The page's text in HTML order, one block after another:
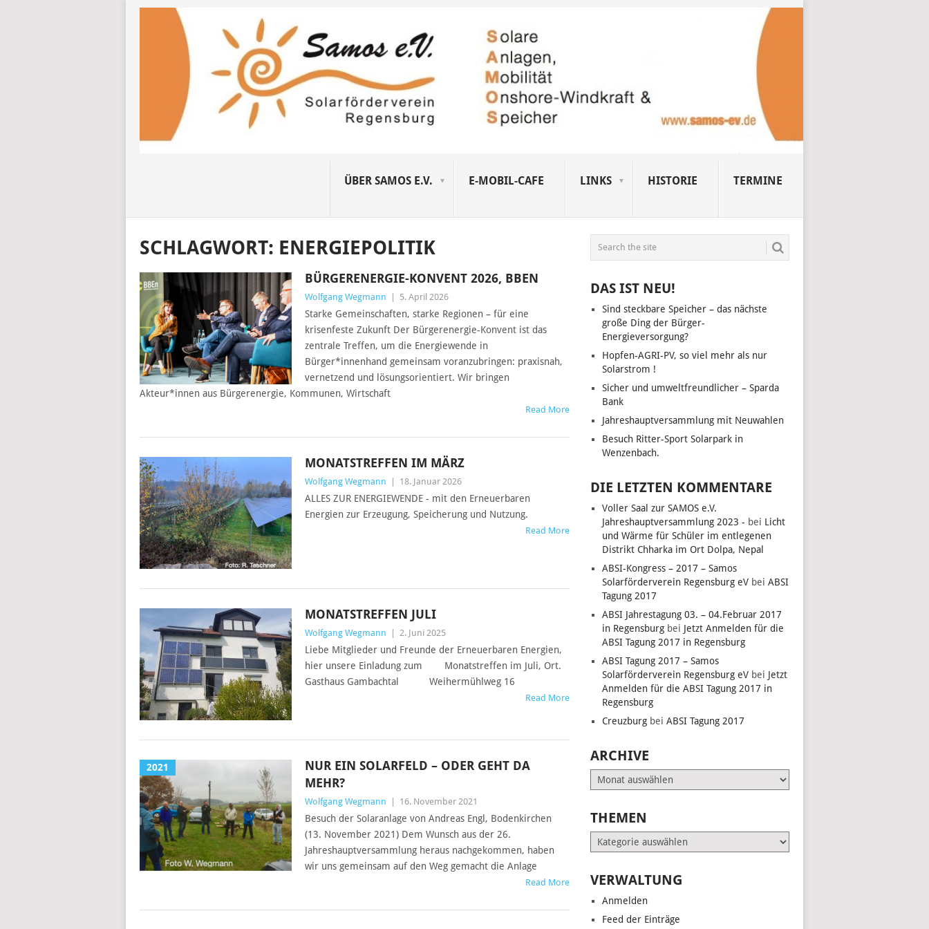
ÜBER SAMOS E.V. E-MOBIL-CAFE LINKS HISTORIE TERMINE
SCHLAGWORT: ENERGIEPOLITIK
BÜRGERENERGIE-KONVENT 2026, BBEN
Wolfgang Wegmann | 5. April 2026
Starke Gemeinschaften, starke Regionen – für eine
krisenfeste Zukunft Der Bürgerenergie-Konvent ist das
zentrale Treffen, um die Energiewende in
Bürger*innenhand gemeinsam voranzubringen: praxisnah,
vernetzend und lösungsorientiert. Wir bringen
Akteur*innen aus Bürgerenergie, Kommunen, Wirtschaft
Read More
MONATSTREFFEN IM MÄRZ
Wolfgang Wegmann | 18. Januar 2026
ALLES ZUR ENERGIEWENDE - mit den Erneuerbaren
Energien zur Erzeugung, Speicherung und Nutzung.
Read More
MONATSTREFFEN JULI
Wolfgang Wegmann | 2. Juni 2025
Liebe Mitglieder und Freunde der Erneuerbaren Energien,
hier unsere Einladung zum Monatstreffen im Juli, Ort.
Gasthaus Gambachtal Weihermühlweg 16
Read More
2021
NUR EIN SOLARFELD – ODER GEHT DA
MEHR?
Wolfgang Wegmann | 16. November 2021
Besuch der Solaranlage von Andreas Engl, Bodenkirchen
(13. November 2021) Dem Wunsch aus der 26.
Jahreshauptversammlung heraus nachgekommen, haben
wir uns gemeinsam auf den Weg gemacht die Anlage
Read More
DAS IST NEU!
Sind steckbare Speicher – das nächste
große Ding der Bürger-
Energieversorgung?
Hopfen-AGRI-PV, so viel mehr als nur
Solarstrom !
Sicher und umweltfreundlicher – Sparda
Bank
Jahreshauptversammlung mit Neuwahlen
Besuch Ritter-Sport Solarpark in
Wenzenbach.
DIE LETZTEN KOMMENTARE
Voller Saal zur SAMOS e.V.
Jahreshauptversammlung 2023 - bei Licht
und Wärme für Schüler im entlegenen
Distrikt Chharka im Ort Dolpa, Nepal
ABSI-Kongress – 2017 – Samos
Solarförderverein Regensburg eV beiABSI
Tagung 2017
ABSI Jahrestagung 03. – 04.Februar 2017
in Regensburg bei Jetzt Anmelden für die
ABSI Tagung 2017 in Regensburg
ABSI Tagung 2017 – Samos
Solarförderverein Regensburg eV bei Jetzt
Anmelden für die ABSI Tagung 2017 in
Regensburg
Creuzburg beiABSI Tagung 2017
ARCHIVE
Archive
THEMEN
Themen
VERWALTUNG
Anmelden
Feed der Einträge